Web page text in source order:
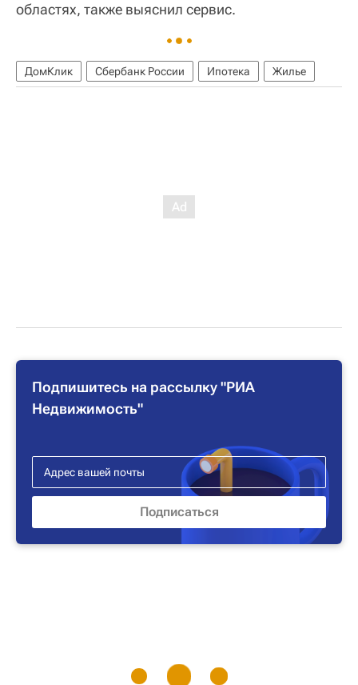
областях, также выяснил сервис.
ДомКлик Сбербанк России Ипотека Жилье
Подпишитесь на рассылку "РИА
Недвижимость"